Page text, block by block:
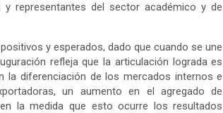
representantes del sector académico y de
y esperados, dado que cuando se une
refleja que la articulación lograda es
la diferenciación de los mercados internos e
un aumento en el agregado de
la medida que esto ocurre los resultados